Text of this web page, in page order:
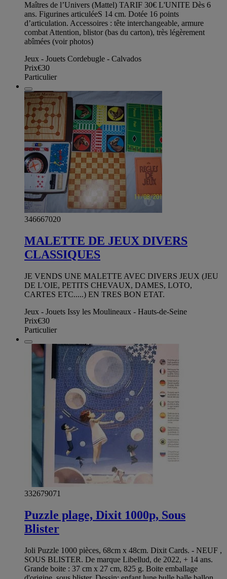
Maîtres de l’Univers (Mattel) TARIF 30€ L'UNITE Dès 6
ans. Figurines articuléeS 14 cm. Dotée 16 points
d’articulation. Accessoires : tête interchangeable, armure
combat Attention, blistor (bas du carton), très légèrement
abîmées (voir photos)
Jeux - Jouets Cordebugle - Calvados
Prix€30
Particulier
346667020
MALETTE DE JEUX DIVERS
CLASSIQUES
JE VENDS UNE MALETTE AVEC DIVERS JEUX (JEU
DE L'OIE, PETITS CHEVAUX, DAMES, LOTO,
CARTES ETC.....) EN TRES BON ETAT.
Jeux - Jouets Issy les Moulineaux - Hauts-de-Seine
Prix€30
Particulier
332679071
Puzzle plage, Dixit 1000p, Sous
Blister
Joli Puzzle 1000 pièces, 68cm x 48cm. Dixit Cards. - NEUF ,
SOUS BLISTER. De marque Libellud, de 2022, + 14 ans.
Grande boite : 37 cm x 27 cm, 825 g. Boite emballage